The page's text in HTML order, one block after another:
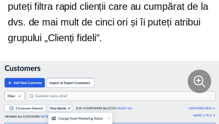
puteți filtra rapid clienții care au cumpărat de la
dvs. de mai mult de cinci ori și îi puteți atribui
grupului „Clienți fideli”.